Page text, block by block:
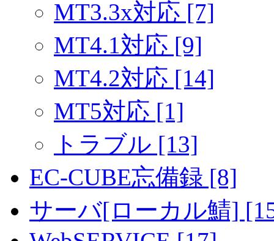
MT3.3x対応 [7]
MT4.1対応 [9]
MT4.2対応 [14]
MT5対応 [1]
トラブル [13]
EC-CUBE忘備録 [8]
サーバ[ローカル鯖]